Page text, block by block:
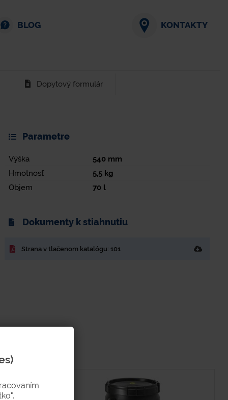
BLOG KONTAKTY
Dopytový formulár
Parametre
Výška 540 mm
Hmotnosť
5,5 kg
Objem
70 l
Dokumenty k stiahnutiu
Strana v tlačenom katalógu: 101